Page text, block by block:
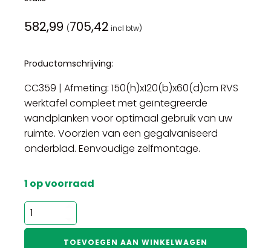
582,99 (705,42 incl btw)
Productomschrijving:
CC359 | Afmeting: 150(h)x120(b)x60(d)cm RVS
werktafel compleet met geïntegreerde
wandplanken voor optimaal gebruik van uw
ruimte. Voorzien van een gegalvaniseerd
onderblad. Eenvoudige zelfmontage.
1 op voorraad
Vogue
RVS
TOEVOEGEN AAN WINKELWAGEN